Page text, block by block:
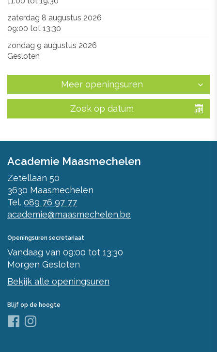
zaterdag 8 augustus 2026
09:00 tot 13:30
zondag 9 augustus 2026
Gesloten
Meer openingsuren
Zoek op datum
Academie Maasmechelen
Zetellaan 50
3630 Maasmechelen
Tel. 089 76 97 77
academie@maasmechelen.be
Openingsuren secretariaat
Vandaag van 09:00 tot 13:30
Morgen Gesloten
Bekijk alle openingsuren
Blijf op de hoogte
Facebook
Instagram